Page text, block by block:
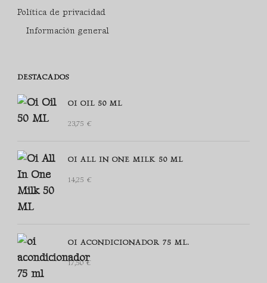
Política de privacidad
Información general
DESTACADOS
OI OIL 50 ML
23,75 €
OI ALL IN ONE MILK 50 ML
14,25 €
OI ACONDICIONADOR 75 ML.
17,50€